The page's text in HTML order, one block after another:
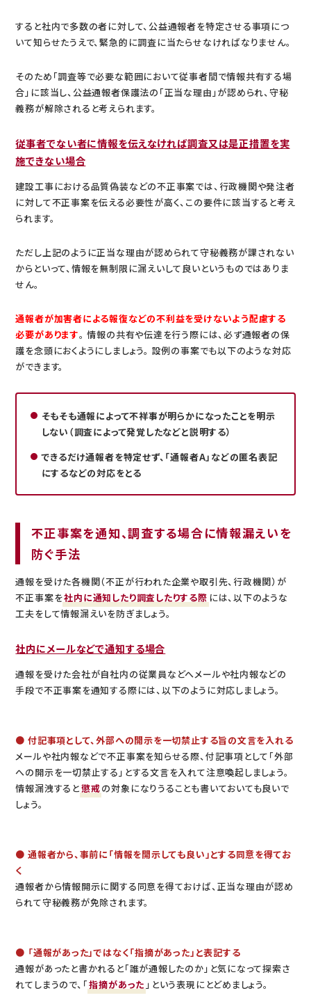
すると社内で多数の者に対して、公益通報者を特定させる事項につ
いて知らせたうえで、緊急的に調査に当たらせなければなりません。
そのため「調査等で必要な範囲において従事者間で情報共有する場
合」に該当し、公益通報者保護法の「正当な理由」が認められ、守秘
義務が解除されると考えられます。
従事者でない者に情報を伝えなければ調査又は是正措置を実
施できない場合
建設工事における品質偽装などの不正事案では、行政機関や発注者
に対して不正事案を伝える必要性が高く、この要件に該当すると考え
られます。
ただし上記のように正当な理由が認められて守秘義務が課されない
からといって、情報を無制限に漏えいして良いというものではありま
せん。
通報者が加害者による報復などの不利益を受けないよう配慮する
必要があります。 情報の共有や伝達を行う際には、必ず通報者の保
護を念頭におくようにしましょう。 設例の事案でも以下のような対応
ができます。
そもそも通報によって不祥事が明らかになったことを明示
しない（調査によって発覚したなどと説明する）
できるだけ通報者を特定せず、「通報者A」などの匿名表記
にするなどの対応をとる
不正事案を通知、調査する場合に情報漏えいを
防ぐ手法
通報を受けた各機関（不正が行われた企業や取引先、行政機関）が
不正事案を社内に通知したり調査したりする際 には、以下のような
工夫をして情報漏えいを防ぎましょう。
社内にメールなどで通知する場合
通報を受けた会社が自社内の従業員などへメールや社内報などの
手段で不正事案を通知する際には、以下のように対応しましょう。
● 付記事項として、外部への開示を一切禁止する旨の文言を入れる
メールや社内報などで不正事案を知らせる際、付記事項として「外部
への開示を一切禁止する」とする文言を入れて注意喚起しましょう。
情報漏洩すると懲戒の対象になりうることも書いておいても良いで
しょう。
● 通報者から、事前に「情報を開示しても良い」とする同意を得てお
く
通報者から情報開示に関する同意を得ておけば、正当な理由が認め
られて守秘義務が免除されます。
● 「通報があった」ではなく「指摘があった」と表記する
通報があったと書かれると「誰が通報したのか」と気になって探索さ
れてしまうので、「指摘があった 」という表現にとどめましょう。